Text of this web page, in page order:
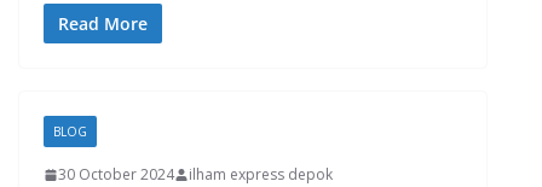
Read More
BLOG
30 October 2024 ilham express depok